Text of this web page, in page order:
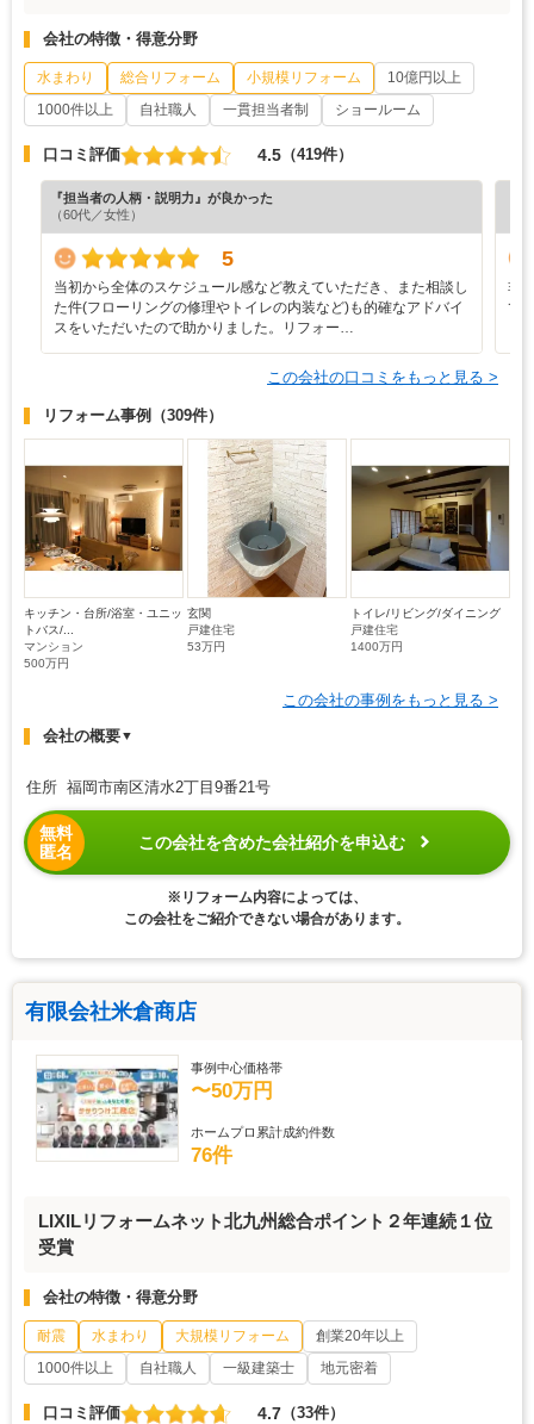
会社の特徴・得意分野
水まわり 総合リフォーム 小規模リフォーム
10億円以上
1000件以上
自社職人 一貫担当者制 ショールーム
口コミ評価 4.5 （419件）
『担当者の人柄・説明力』が良かった
（60代／女性）
5
当初から全体のスケジュール感など教えていただき、また相談し
た件(フローリングの修理やトイレの内装など)も的確なアドバイ
スをいただいたので助かりました。リフォー…
非
て
この会社の口コミをもっと見る >
リフォーム事例 （309件）
キッチン・台所/浴室・ユニッ
トバス/...
マンション
500万円
玄関
戸建住宅
53万円
トイレ/リビング/ダイニング
戸建住宅
1400万円
この会社の事例をもっと見る >
会社の概要▼
住所 福岡市南区清水2丁目9番21号
無料
匿名
この会社を含めた会社紹介を申込む
※リフォーム内容によっては、
この会社をご紹介できない場合があります。
有限会社米倉商店
事例中心価格帯
〜50万円
ホームプロ累計成約件数
76件
LIXILリフォームネット北九州総合ポイント２年連続１位
受賞
会社の特徴・得意分野
耐震 水まわり 大規模リフォーム
創業20年以上
1000件以上
自社職人 一級建築士 地元密着
口コミ評価 4.7 （33件）